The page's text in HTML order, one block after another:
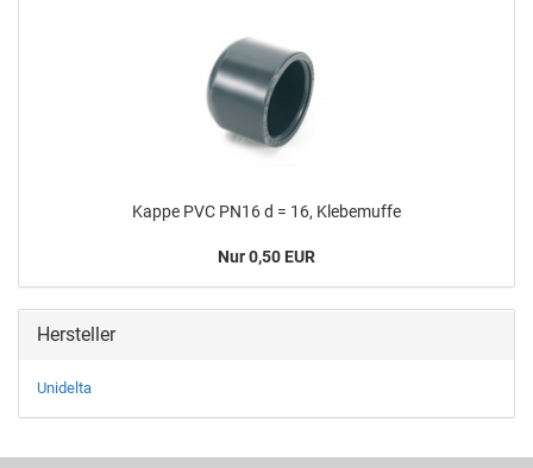
Kappe PVC PN16 d = 16, Kle­be­muf­fe
Nur 0,50 EUR
Hersteller
Unidelta